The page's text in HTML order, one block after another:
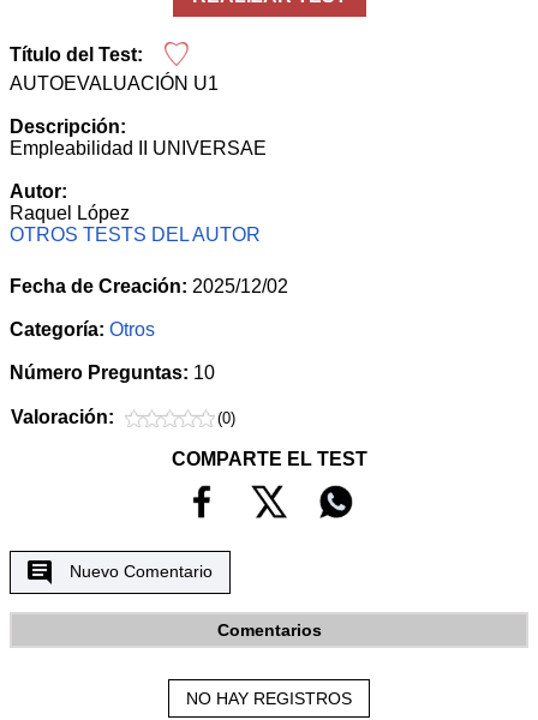
Título del Test:
AUTOEVALUACIÓN U1
Descripción:
Empleabilidad II UNIVERSAE
Autor:
Raquel López
OTROS TESTS DEL AUTOR
Fecha de Creación: 2025/12/02
Categoría: Otros
Número Preguntas: 10
Valoración: (0)
COMPARTE EL TEST
Nuevo Comentario
Comentarios
NO HAY REGISTROS